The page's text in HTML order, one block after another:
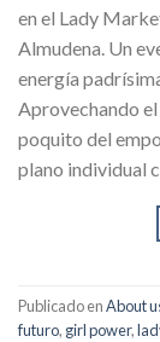
en el Lady
Almudena. Un
energía
Aprovechando
poquito del
plano individual
Publicado enAbout
futuro, girl power,